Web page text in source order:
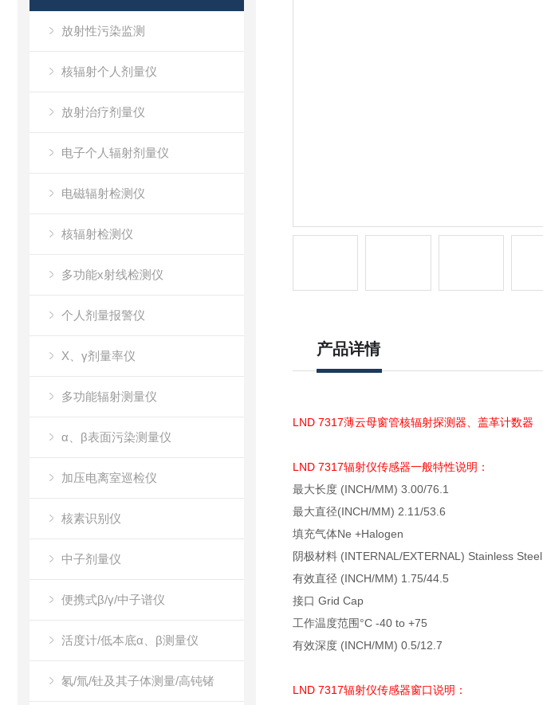
放射性污染监测
核辐射个人剂量仪
放射治疗剂量仪
电子个人辐射剂量仪
电磁辐射检测仪
核辐射检测仪
多功能x射线检测仪
个人剂量报警仪
X、γ剂量率仪
多功能辐射测量仪
α、β表面污染测量仪
加压电离室巡检仪
核素识别仪
中子剂量仪
便携式β/γ/中子谱仪
活度计/低本底α、β测量仪
氡/氚/钍及其子体测量/高钝锗
产品详情
LND 7317薄云母窗管核辐射探测器、盖革计数器
LND 7317辐射仪传感器一般特性说明：
最大长度(INCH/MM) 3.00/76.1
最大直径(INCH/MM) 2.11/53.6
填充气体Ne +Halogen
阴极材料(INTERNAL/EXTERNAL) Stainless Steel
有效直径 (INCH/MM) 1.75/44.5
接口 Grid Cap
工作温度范围°C -40 to +75
有效深度(INCH/MM) 0.5/12.7
LND 7317辐射仪传感器窗口说明：